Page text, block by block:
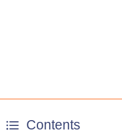
Contents